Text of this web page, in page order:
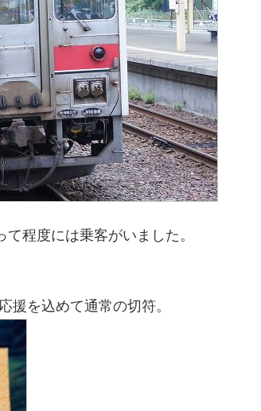
程度には乗客がいました。
援を込めて通常の切符。